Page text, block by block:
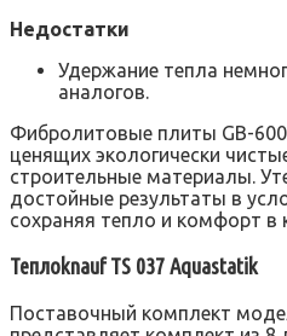
Недостатки
Удержание тепла
аналогов.
Фибролитовые плиты GB-
ценящих экологически
строительные материалы.
достойные результаты в
сохраняя тепло и комфорт в
Теплоknauf ТS 037 Aquastatik
Поставочный комплект